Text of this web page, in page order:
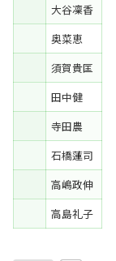
大谷凜香
奥菜恵
須賀貴匡
田中健
寺田農
石橋蓮司
高嶋政伸
高島礼子